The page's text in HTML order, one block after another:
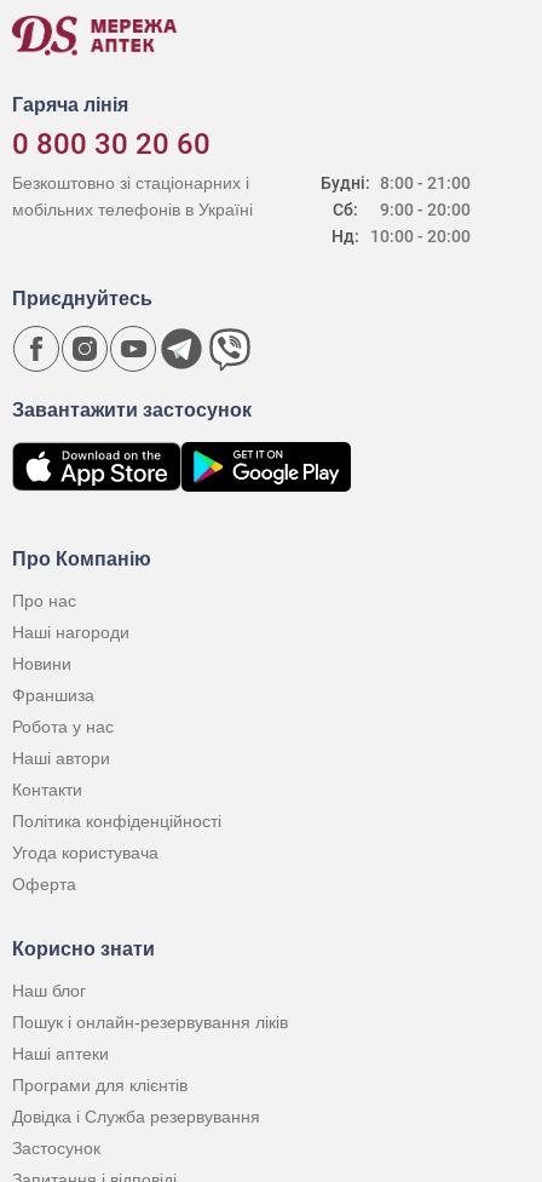
Гаряча лінія
0 800 30 20 60
Будні:
Сб:
Нд:
8:00 - 21:00
9:00 - 20:00
10:00 - 20:00
Безкоштовно зі стаціонарних і
мобільних телефонів в Україні
Про Компанію
Про нас
Наші нагороди
Новини
Франшиза
Робота у нас
Наші автори
Контакти
Політика конфіденційності
Угода користувача
Оферта
Корисно знати
Наш блог
Пошук і онлайн-резервування ліків
Наші аптеки
Програми для клієнтів
Довідка і Служба резервування
Застосунок
Завантажити застосунок
Приєднуйтесь